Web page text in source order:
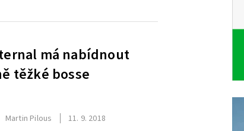
má nabídnout
těžké bosse
Martin Pilous 11. 9. 2018